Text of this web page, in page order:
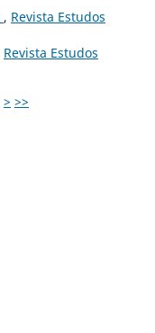
, Revista Estudos
Revista Estudos
> >>